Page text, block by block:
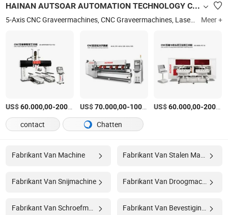
HAINAN AUTSOAR AUTOMATION TECHNOLOGY CO., LTD.
5-Axis CNC Graveermachines, CNC Graveermachines, Laser Snijmachines, CNC Plasma Snijmachines, CNC Houtgraveermachines, 3D Graveermachine, Meubelgraveermachine, Massief Houtgraveermachine, Ambachtelijke Graveermachine, Speelgoedgraveermachine Meer +
US$60.000,00-200.000,00 /Stuk
US$70.000,00-100.000,00 /Stuk
US$60.000,00-200.000,00
contact Chatten
Fabrikant Van Machine
Fabrikant Van Snijmachine Fabrikant Van Droogmachine
Fabrikant Van Schroefmachine